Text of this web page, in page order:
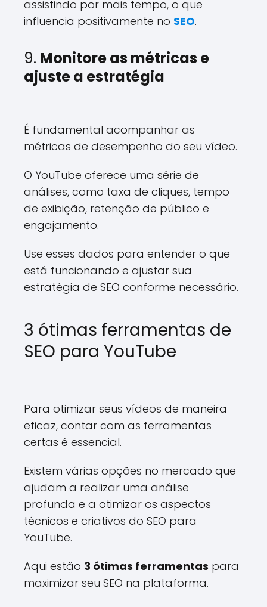
assistindo por mais tempo, o que
influencia positivamente no SEO.
9. Monitore as métricas e
ajuste a estratégia
É fundamental acompanhar as
métricas de desempenho do seu vídeo.
O YouTube oferece uma série de
análises, como taxa de cliques, tempo
de exibição, retenção de público e
engajamento.
Use esses dados para entender o que
está funcionando e ajustar sua
estratégia de SEO conforme necessário.
3 ótimas ferramentas de
SEO para YouTube
Para otimizar seus vídeos de maneira
eficaz, contar com as ferramentas
certas é essencial.
Existem várias opções no mercado que
ajudam a realizar uma análise
profunda e a otimizar os aspectos
técnicos e criativos do SEO para
YouTube.
Aqui estão 3 ótimas ferramentas para
maximizar seu SEO na plataforma.